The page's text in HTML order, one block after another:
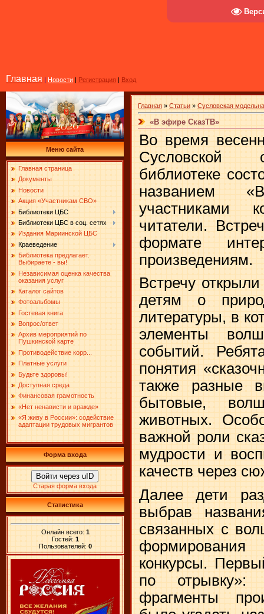
Главная | Новости | Регистрация | Вход
Меню сайта
Главная страница
Документы
Новости
Акция «Участникам СВО»
Библиотеки ЦБС
Библиотеки ЦБС в соц. сетях
Издания Мариинской ЦБС
Краеведение
Библиотека предлагает.
Выбираете - вы!
Независимая оценка качества
оказания услуг
Каталог сайтов
Фотоальбомы
Гостевая книга
Вопрос/ответ
Архив мероприятий по
Пушкинской карте
Противодействие корр...
Платные услуги
Будьте здоровы!
Доступная среда
Финансовая грамотность
«Нет ненависти и вражде»
«Я живу в России»: содействие
адаптации трудовых мигрантов
Форма входа
Войти через uID
Старая форма входа
Статистика
Онлайн всего: 1
Гостей: 1
Пользователей: 0
Главная » Статьи » Сусловская
«В эфире СказТВ»
Во время
Сусловской
библиотеке
названием
участниками
читатели.
формате
произведениям.
Встречу
детям о
литературы, в
элементы
событий.
понятия
также разные
бытовые,
животных.
важной роли
мудрости и
качеств через
Далее дети
выбрав
связанных с
конкурсы.
по отрывку»:
фрагменты